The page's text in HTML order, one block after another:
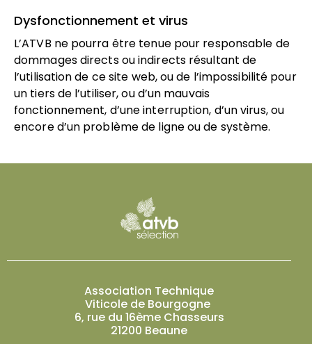
Dysfonctionnement et virus
L’ATVB ne pourra être tenue pour responsable de
dommages directs ou indirects résultant de
l’utilisation de ce site web, ou de l’impossibilité pour
un tiers de l’utiliser, ou d’un mauvais
fonctionnement, d’une interruption, d’un virus, ou
encore d’un problème de ligne ou de système.
Association Technique
Viticole de Bourgogne
6, rue du 16ème Chasseurs
21200 Beaune